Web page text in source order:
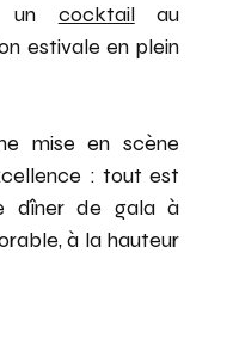
un cocktailau
estivale en plein
mise en scène
: tout est
dîner de gala à
à la hauteur